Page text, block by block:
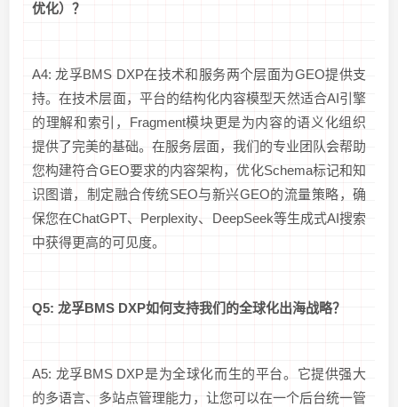
优化）？
A4: 龙孚BMS DXP在技术和服务两个层面为GEO提供支
持。在技术层面，平台的结构化内容模型天然适合AI引擎
的理解和索引，Fragment模块更是为内容的语义化组织
提供了完美的基础。在服务层面，我们的专业团队会帮助
您构建符合GEO要求的内容架构，优化Schema标记和知
识图谱，制定融合传统SEO与新兴GEO的流量策略，确
保您在ChatGPT、Perplexity、DeepSeek等生成式AI搜索
中获得更高的可见度。
Q5: 龙孚BMS DXP如何支持我们的全球化出海战略？
A5: 龙孚BMS DXP是为全球化而生的平台。它提供强大
的多语言、多站点管理能力，让您可以在一个后台统一管